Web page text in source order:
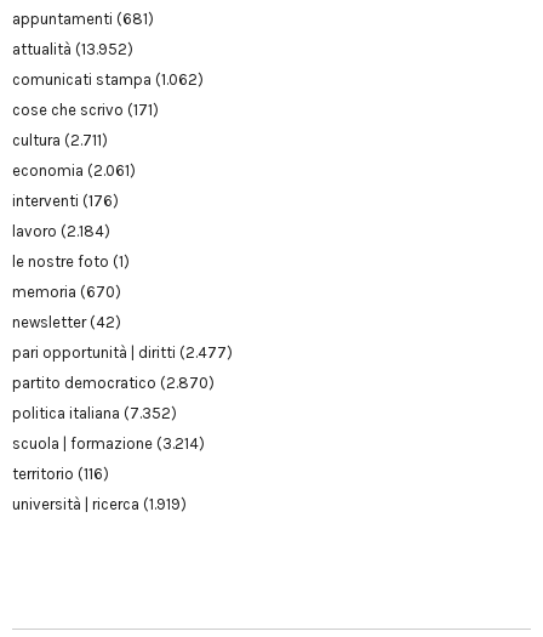
appuntamenti (681)
attualità (13.952)
comunicati stampa (1.062)
cose che scrivo (171)
cultura (2.711)
economia (2.061)
interventi (176)
lavoro (2.184)
le nostre foto (1)
memoria (670)
newsletter(42)
pari opportunità | diritti (2.477)
partito democratico (2.870)
politica italiana (7.352)
scuola | formazione (3.214)
territorio (116)
università | ricerca (1.919)